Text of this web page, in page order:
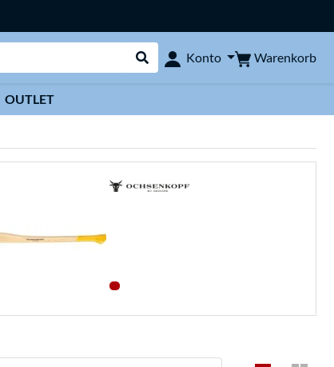
Suche durchführen
Konto Warenkorb
OUTLET